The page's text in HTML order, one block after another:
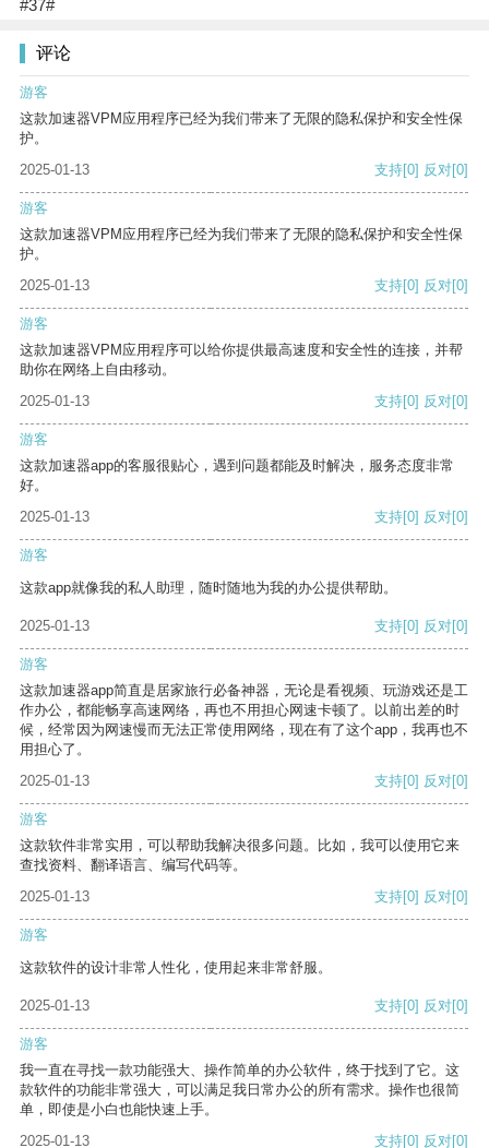
#37#
评论
游客
这款加速器VPM应用程序已经为我们带来了无限的隐私保护和安全性保
护。
2025-01-13
支持[0] 反对[0]
游客
这款加速器VPM应用程序已经为我们带来了无限的隐私保护和安全性保
护。
2025-01-13
支持[0] 反对[0]
游客
这款加速器VPM应用程序可以给你提供最高速度和安全性的连接，并帮
助你在网络上自由移动。
2025-01-13
支持[0] 反对[0]
游客
这款加速器app的客服很贴心，遇到问题都能及时解决，服务态度非常
好。
2025-01-13
支持[0] 反对[0]
游客
这款app就像我的私人助理，随时随地为我的办公提供帮助。
2025-01-13 支持[0] 反对[0]
游客
这款加速器app简直是居家旅行必备神器，无论是看视频、玩游戏还是工
作办公，都能畅享高速网络，再也不用担心网速卡顿了。以前出差的时
候，经常因为网速慢而无法正常使用网络，现在有了这个app，我再也不
用担心了。
2025-01-13
支持[0] 反对[0]
游客
这款软件非常实用，可以帮助我解决很多问题。比如，我可以使用它来
查找资料、翻译语言、编写代码等。
2025-01-13
支持[0] 反对[0]
游客
这款软件的设计非常人性化，使用起来非常舒服。
2025-01-13 支持[0] 反对[0]
游客
我一直在寻找一款功能强大、操作简单的办公软件，终于找到了它。这
款软件的功能非常强大，可以满足我日常办公的所有需求。操作也很简
单，即使是小白也能快速上手。
2025-01-13
支持[0] 反对[0]